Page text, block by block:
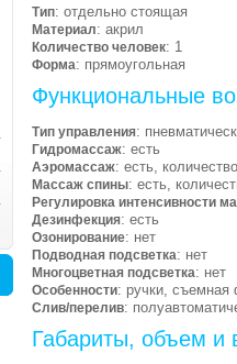
Тип: отдельно стоящая
Материал: акрил
Количество человек: 1
Форма: прямоугольная
Функциональные
Тип управления:
Гидромассаж: есть
Аэромассаж: есть,
Массаж спины: есть,
Регулировка интенсивности
Дезинфекция: есть
Озонирование: нет
Подводная подсветка: нет
Многоцветная подсветка: нет
Особенности: ручки, съемная
Слив/перелив:
Габариты, объем и